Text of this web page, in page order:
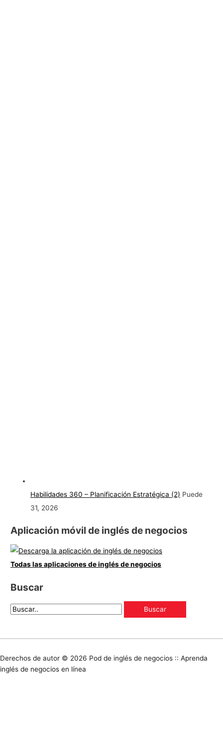
Habilidades 360 – Planificación Estratégica (2) Puede
31, 2026
Aplicación móvil de inglés de negocios
Todas las aplicaciones de inglés de negocios
Buscar
Derechos de autor © 2026 Pod de inglés de negocios :: Aprenda
inglés de negocios en línea